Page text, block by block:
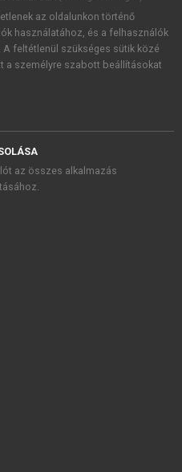
, valamint a szotar.netés a
foglaltakat
az oldalunkon történő
használatához, és a felhasználók
A feltétlenül szükséges sütik közé
a személyre szabott beállításokat
az összes alkalmazás